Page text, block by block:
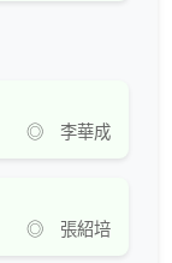
◎ 李華成
◎ 張紹培